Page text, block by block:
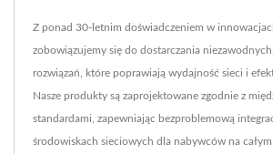
Z ponad 30-letnim doświadczeniem w
zobowiązujemy się do dostarczania
rozwiązań, które poprawiają wydajność sieci i
Nasze produkty są zaprojektowane zgodnie z
standardami, zapewniając bezproblemową
środowiskach sieciowych dla nabywców na całym